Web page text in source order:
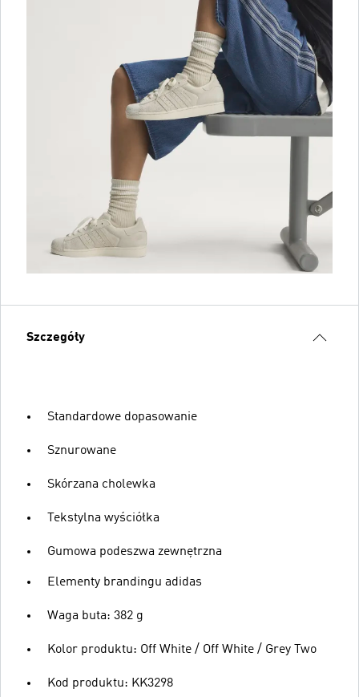
Szczegóły
Standardowe dopasowanie
Sznurowane
Skórzana cholewka
Tekstylna wyściółka
Gumowa podeszwa zewnętrzna
Elementy brandingu adidas
Waga buta: 382 g
Kolor produktu: Off White / Off White / Grey Two
Kod produktu: KK3298